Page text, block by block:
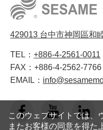
このウェブサイトでは、
またお客様の同意を得た
429013 台中市神岡區和
TEL： +886-4-2561-0011
FAX： +886-4-2562-7766
EMAIL：